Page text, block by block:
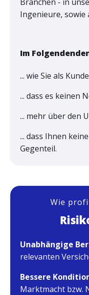
Ingenieure, sowie
Im
... wie Sie als
... dass es keinen
... mehr über den
... dass Ihnen
Gegenteil.
Wie
Unabhängige
relevanten
Bessere
Marktmacht bzw.